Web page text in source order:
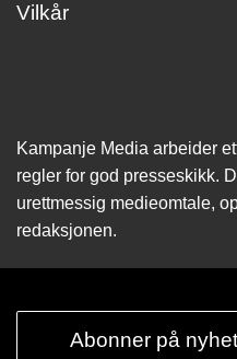
Vilkår
Kampanje Media arbeider
regler for god presseskikk.
urettmessig medie­omtale,
redaksjonen.
Abonner på